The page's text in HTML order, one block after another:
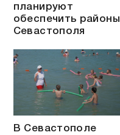
планируют
обеспечить районы
Севастополя
В Севастополе